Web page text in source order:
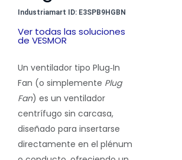
Industriamart ID: E3SPB9HGBN
Ver todas las soluciones
de VESMOR
Un ventilador tipo Plug‑In
Fan (o simplemente Plug
Fan) es un ventilador
centrífugo sin carcasa,
diseñado para insertarse
directamente en el plénum